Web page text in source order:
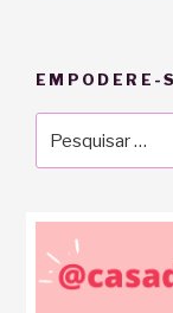
EMPODERE-
por: